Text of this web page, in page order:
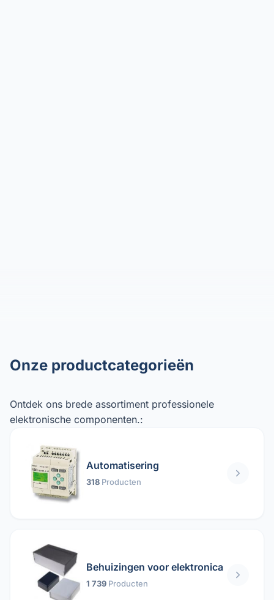
Onze productcategorieën
Ontdek ons ​​brede assortiment professionele
elektronische componenten.:
Automatisering
318 Producten
Behuizingen voor elektronica
1 739 Producten